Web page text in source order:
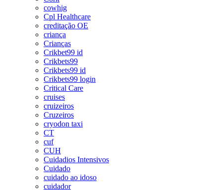
cowhig
Cpl Healthcare
creditação OE
criança
Crianças
Crikbet99 id
Crikbets99
Crikbets99 id
Crikbets99 login
Critical Care
cruises
cruizeiros
Cruzeiros
cryodon taxi
CT
cuf
CUH
Cuidadios Intensivos
Cuidado
cuidado ao idoso
cuidador